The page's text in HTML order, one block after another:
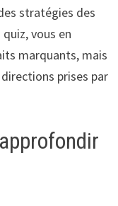
stratégies des
vous en
marquants, mais
prises par